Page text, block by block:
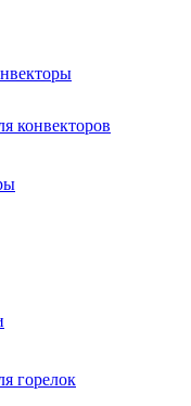
конвекторов
горелок